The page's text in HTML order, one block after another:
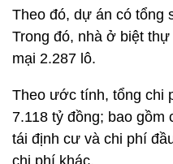
Theo đó, dự án có tổng
Trong đó, nhà ở biệt
mại 2.287 lô.
Theo ước tính, tổng chi
7.118 tỷ đồng; bao
tái định cư và chi phí